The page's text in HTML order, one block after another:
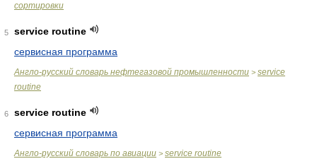
сортировки
5
service routine
сервисная программа
Англо-русский словарь нефтегазовой промышленности > service
routine
6
service routine
сервисная программа
Англо-русский словарь по авиации > service routine